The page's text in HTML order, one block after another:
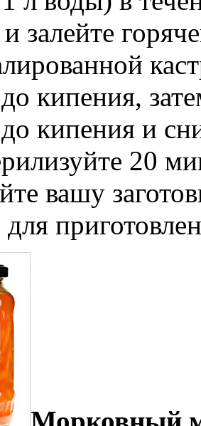
залейте
кипения,
кипения и
20
вашу